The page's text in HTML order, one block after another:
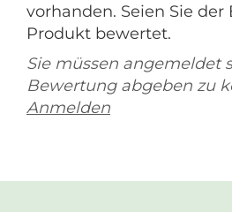
vorhanden. Seien Sie der
Produkt bewertet.
Sie müssen angemeldet
Bewertung abgeben zu
Anmelden